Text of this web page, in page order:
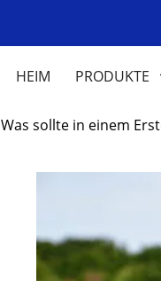
HEIM PRODUKTE
Was sollte in einem